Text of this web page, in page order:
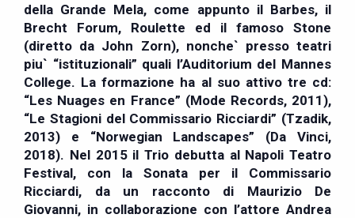
della Grande Mela, come appunto il Barbes, il
Brecht Forum, Roulette ed il famoso Stone
(diretto da John Zorn), nonche` presso teatri
piu` “istituzionali” quali l’Auditorium del Mannes
College. La formazione ha al suo attivo tre cd:
“Les Nuages en France” (Mode Records, 2011),
“Le Stagioni del Commissario Ricciardi” (Tzadik,
2013) e “Norwegian Landscapes” (Da Vinci,
2018). Nel 2015 il Trio debutta al Napoli Teatro
Festival, con la Sonata per il Commissario
Ricciardi, da un racconto di Maurizio De
Giovanni, in collaborazione con l’attore Andrea